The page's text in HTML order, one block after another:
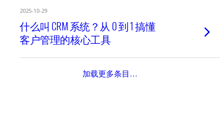
2025-10-29
什么叫 CRM 系统？从 0 到 1 搞懂
客户管理的核心工具
加载更多条目…